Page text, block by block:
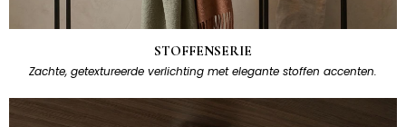
STOFFENSERIE
Zachte, getextureerde verlichting met elegante stoffen accenten.